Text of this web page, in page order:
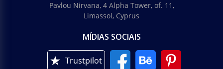
Pavlou Nirvana, 4 Alpha Tower, of. 11,
Limassol, Cyprus
MÍDIAS SOCIAIS
Trustpilot